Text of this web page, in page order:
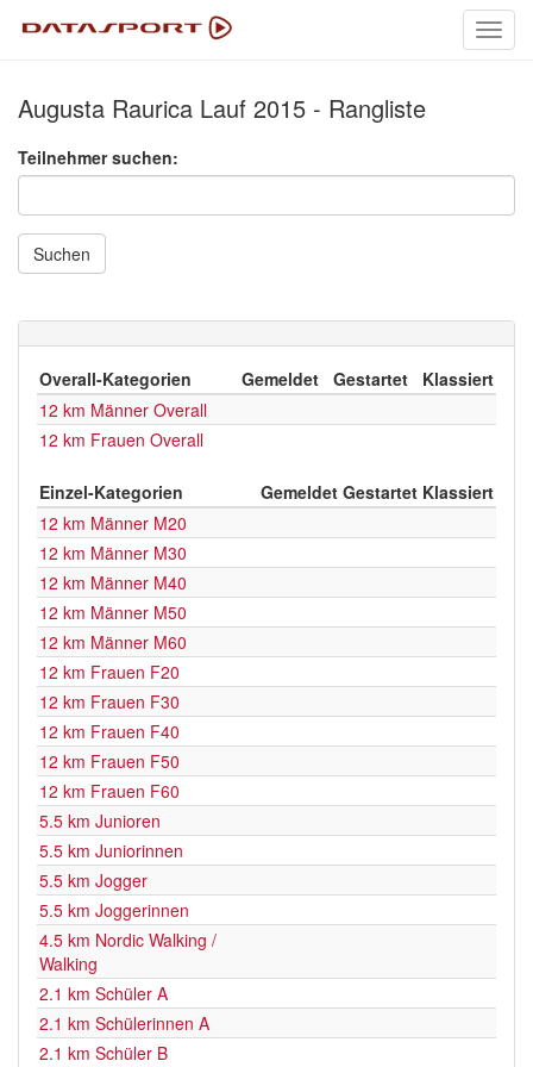
Augusta Raurica Lauf 2015 - Rangliste
Teilnehmer suchen:
Suchen
Overall-Kategorien Gemeldet Gestartet
Klassiert
12 km Männer Overall
12 km Frauen Overall
Einzel-Kategorien Gemeldet Gestartet Klassiert
12 km Männer M20
12 km Männer M30
12 km Männer M40
12 km Männer M50
12 km Männer M60
12 km Frauen F20
12 km Frauen F30
12 km Frauen F40
12 km Frauen F50
12 km Frauen F60
5.5 km Junioren
5.5 km Juniorinnen
5.5 km Jogger
5.5 km Joggerinnen
4.5 km Nordic Walking /
Walking
2.1 km Schüler A
2.1 km Schülerinnen A
2.1 km Schüler B